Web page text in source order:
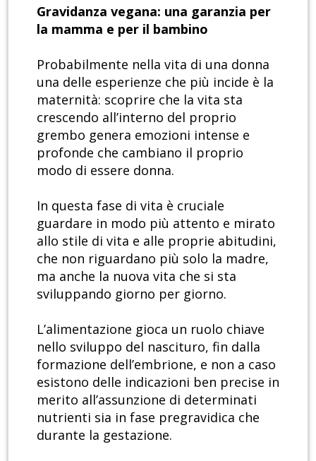
Gravidanza vegana: una garanzia per
la mamma e per il bambino
Probabilmente nella vita di una donna
una delle esperienze che più incide è la
maternità: scoprire che la vita sta
crescendo all’interno del proprio
grembo genera emozioni intense e
profonde che cambiano il proprio
modo di essere donna.
In questa fase di vita è cruciale
guardare in modo più attento e mirato
allo stile di vita e alle proprie abitudini,
che non riguardano più solo la madre,
ma anche la nuova vita che si sta
sviluppando giorno per giorno.
L’alimentazione gioca un ruolo chiave
nello sviluppo del nascituro, fin dalla
formazione dell’embrione, e non a caso
esistono delle indicazioni ben precise in
merito all’assunzione di determinati
nutrienti sia in fase pregravidica che
durante la gestazione.